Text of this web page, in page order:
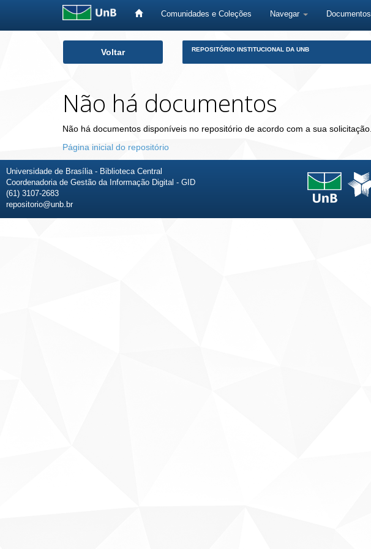
Comunidades e Coleções Navegar Documentos
Voltar REPOSITÓRIO INSTITUCIONAL DA UNB
Não há documentos
Não há documentos disponíveis no repositório de acordo com a sua solicitação.
Página inicial do repositório
Universidade de Brasília - Biblioteca Central
Coordenadoria de Gestão da Informação Digital - GID
(61) 3107-2683
repositorio@unb.br